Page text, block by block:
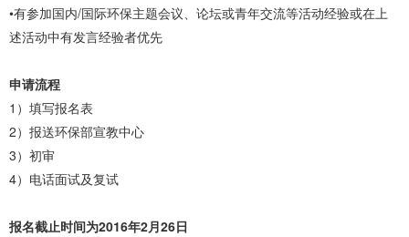
•有参加国内/国际环保主题会议、论坛或青年交流等活动经验或在上
述活动中有发言经验者优先
申请流程
1）填写报名表
2）报送环保部宣教中心
3）初审
4）电话面试及复试
报名截止时间为2016年2月26日